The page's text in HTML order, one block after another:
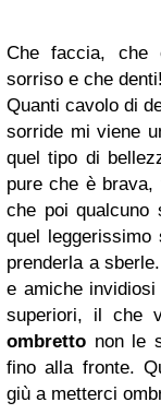
Che faccia, che
sorriso e che
Quanti cavolo di
sorride mi viene
quel tipo di
pure che è
che poi
quel
prenderla a
e amiche
superiori, il che
ombretto non le
fino alla fronte.
giù a metterci